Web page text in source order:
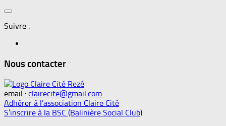
Suivre :
Nous contacter
email : clairecite@gmail.com
Adhérer à l’association Claire Cité
S’inscrire à la BSC (Balinière Social Club)